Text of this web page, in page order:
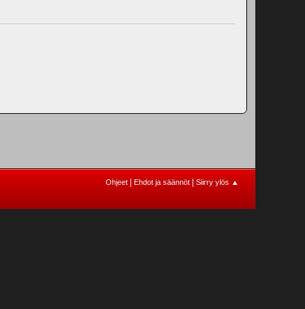
Ohjeet Ehdot ja säännöt Siirry ylös ▲